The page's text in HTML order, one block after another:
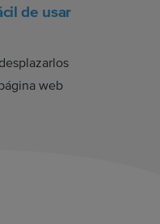
de usar
web